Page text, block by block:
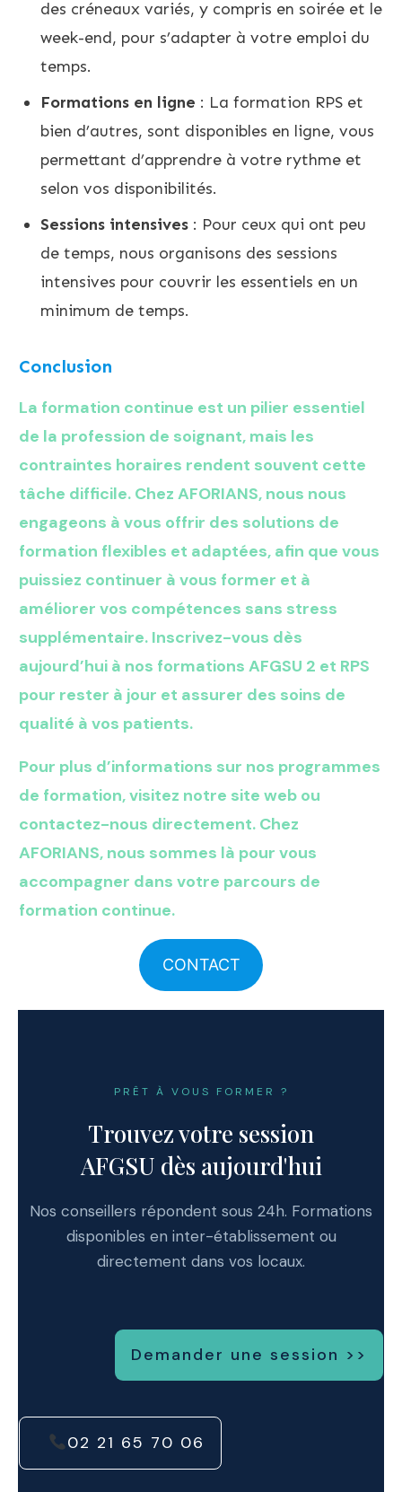
des créneaux variés, y compris en soirée et le
week-end, pour s’adapter à votre emploi du
temps.
Formations en ligne : La formation RPS et
bien d’autres, sont disponibles en ligne, vous
permettant d’apprendre à votre rythme et
selon vos disponibilités.
Sessions intensives : Pour ceux qui ont peu
de temps, nous organisons des sessions
intensives pour couvrir les essentiels en un
minimum de temps.
Conclusion
La formation continue est un pilier essentiel
de la profession de soignant, mais les
contraintes horaires rendent souvent cette
tâche difficile. Chez AFORIANS, nous nous
engageons à vous offrir des solutions de
formation flexibles et adaptées, afin que vous
puissiez continuer à vous former et à
améliorer vos compétences sans stress
supplémentaire. Inscrivez-vous dès
aujourd’hui à nos formations AFGSU 2 et RPS
pour rester à jour et assurer des soins de
qualité à vos patients.
Pour plus d’informations sur nos programmes
de formation, visitez notre site web ou
contactez-nous directement. Chez
AFORIANS, nous sommes là pour vous
accompagner dans votre parcours de
formation continue.
CONTACT
PRÊT À VOUS FORMER ?
Trouvez votre session
AFGSU dès aujourd'hui
Nos conseillers répondent sous 24h. Formations
disponibles en inter-établissement ou
directement dans vos locaux.
Demander une session >>
02 21 65 70 06